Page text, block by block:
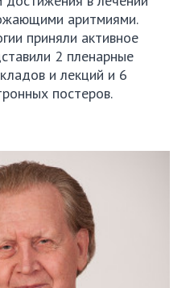
аритмиями.
приняли активное
2 пленарные
и лекций и 6
постеров.